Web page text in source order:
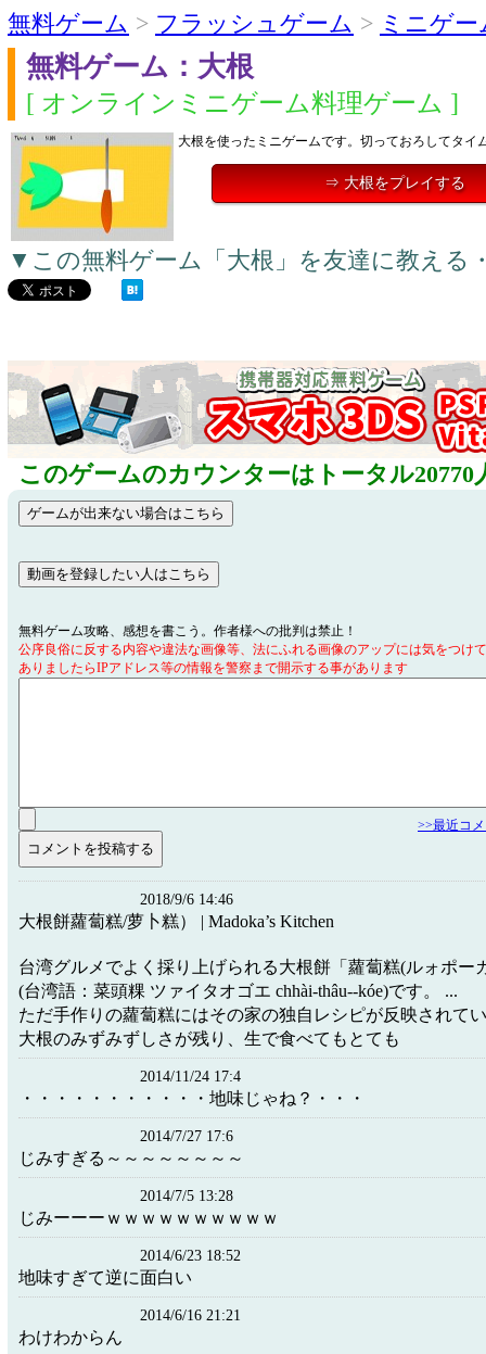
無料ゲーム > フラッシュゲーム > ミニゲー
無料ゲーム：大根
[ オンラインミニゲーム料理ゲーム ]
大根を使ったミニゲームです。切っておろしてタイ
⇒ 大根をプレイする
▼この無料ゲーム「大根」を友達に教える
このゲームのカウンターはトータル20770
無料ゲーム攻略、感想を書こう。作者様への批判は禁止！
公序良俗に反する内容や違法な画像等、法にふれる画像のアップには気をつけ
ありましたらIPアドレス等の情報を警察まで開示する事があります
>>最近コ
2018/9/6 14:46
大根餅蘿蔔糕/萝卜糕） | Madoka’s Kitchen
台湾グルメでよく採り上げられる大根餅「蘿蔔糕(ルォポー
(台湾語：菜頭粿 ツァイタオゴエ chhài-thâu--kóe)です。 ...
ただ手作りの蘿蔔糕にはその家の独自レシピが反映されて
大根のみずみずしさが残り、生で食べてもとても
2014/11/24 17:4
・・・・・・・・・・・地味じゃね？・・・
2014/7/27 17:6
じみすぎる～～～～～～～～
2014/7/5 13:28
じみーーーｗｗｗｗｗｗｗｗｗｗ
2014/6/23 18:52
地味すぎて逆に面白い
2014/6/16 21:21
わけわからん